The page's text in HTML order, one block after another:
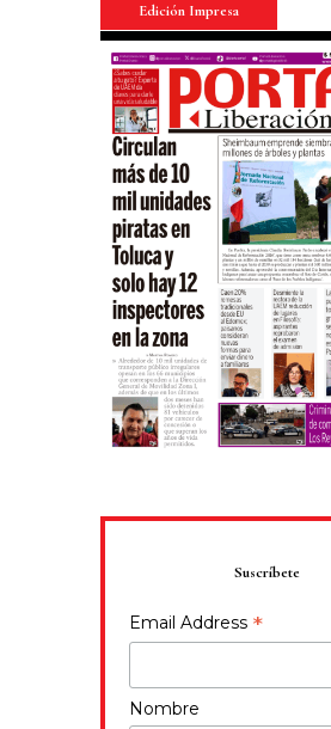
Edición Impresa
Suscríbete
Email Address *
Nombre